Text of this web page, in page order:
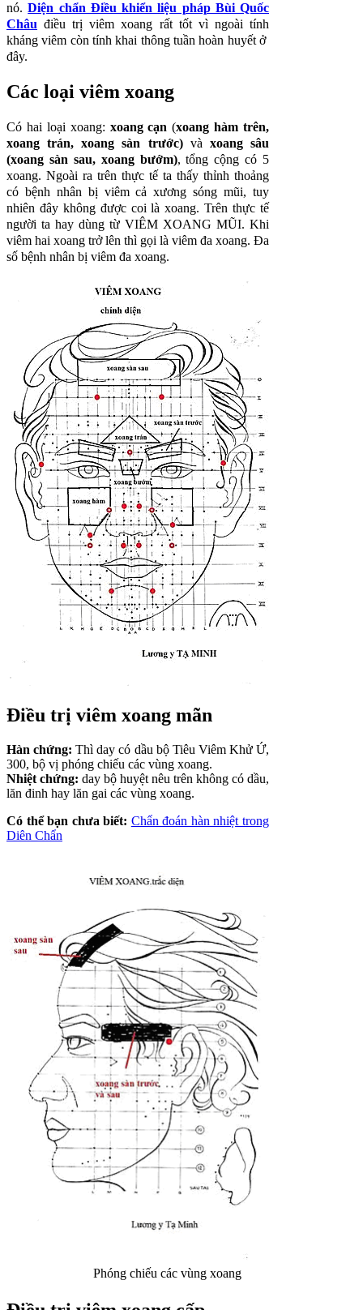
nó. Diện chẩn Điều khiển liệu pháp Bùi Quốc
Châu điều trị viêm xoang rất tốt vì ngoài tính
kháng viêm còn tính khai thông tuần hoàn huyết ở
đây.
Các loại viêm xoang
Có hai loại xoang: xoang cạn (xoang hàm trên,
xoang trán, xoang sàn trước)và xoang sâu
(xoang sàn sau, xoang bướm), tổng cộng có 5
xoang. Ngoài ra trên thực tế ta thấy thỉnh thoảng
có bệnh nhân bị viêm cả xương sóng mũi, tuy
nhiên đây không được coi là xoang. Trên thực tế
người ta hay dùng từ VIÊM XOANG MŨI. Khi
viêm hai xoang trở lên thì gọi là viêm đa xoang. Đa
số bệnh nhân bị viêm đa xoang.
Điều trị viêm xoang mãn
Hàn chứng: Thì day có dầu bộ Tiêu Viêm Khử Ứ,
300, bộ vị phóng chiếu các vùng xoang.
Nhiệt chứng: day bộ huyệt nêu trên không có dầu,
lăn đinh hay lăn gai các vùng xoang.
Có thể bạn chưa biết: Chẩn đoán hàn nhiệt trong
Diên Chẩn
Phóng chiếu các vùng xoang